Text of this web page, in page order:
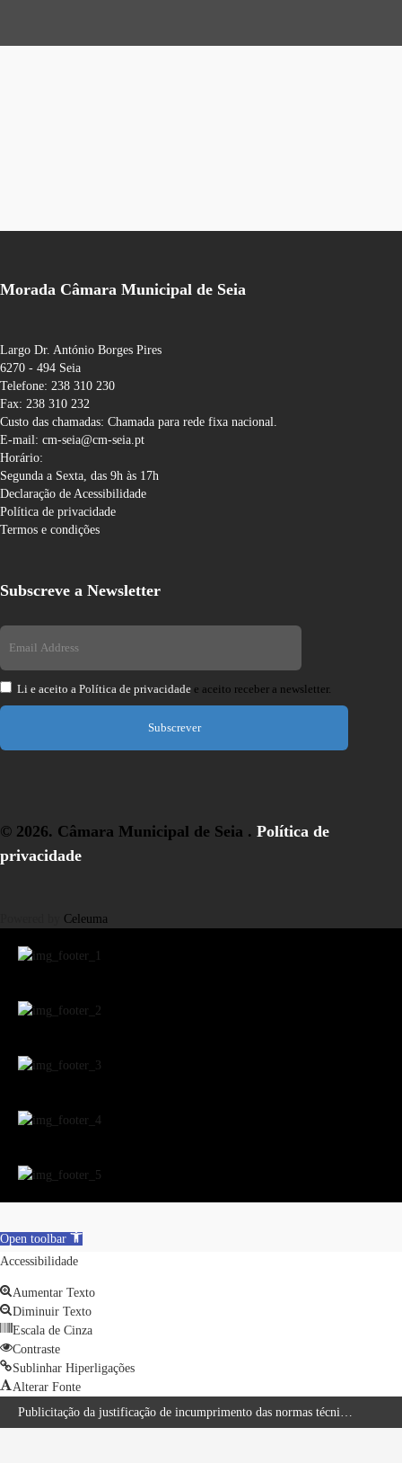
Morada Câmara Municipal de Seia
Largo Dr. António Borges Pires
6270 - 494 Seia
Telefone: 238 310 230
Fax: 238 310 232
Custo das chamadas: Chamada para rede fixa nacional.
E-mail: cm-seia@cm-seia.pt
Horário:
Segunda a Sexta, das 9h às 17h
Declaração de Acessibilidade
Política de privacidade
Termos e condições
Subscreve a Newsletter
Li e aceito a Política de privacidade e aceito receber a newsletter.
Subscrever
© 2026. Câmara Municipal de Seia . Política de
privacidade
Celeuma
Publicitação da justificação de incumprimento das normas técnicas de acessibilidade – Hotel Eurosol Seia Camelo
Open toolbar
Accessibilidade
Aumentar Texto
Diminuir Texto
Escala de Cinza
Contraste
Sublinhar Hiperligações
Alterar Fonte
Reset